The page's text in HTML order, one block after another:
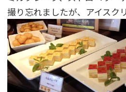
撮り忘れましたが、アイスク